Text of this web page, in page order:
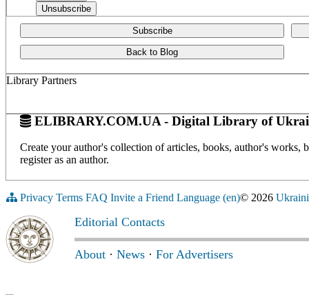
Subscribe
Back to Blog
Library Partners
ELIBRARY.COM.UA - Digital Library of
Create your author's collection of articles, books, author's
register as an author.
Privacy Terms FAQ Invite a Friend Language (en)© 2026
Editorial Contacts
About · News · For Advertisers